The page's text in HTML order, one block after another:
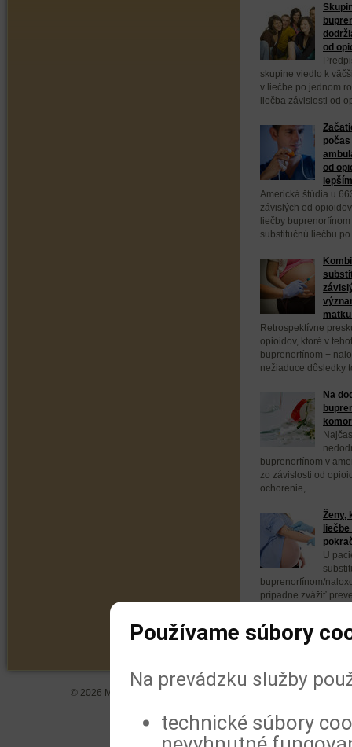
od
skupine viedlo k
v liečbe po jednom
liečba závislosti od
od
Americká štúdia u
závislých od
liečby
substitučnú liečbu
Retrospektívne
opioidov, ktoré v
buprenorfínom +
nežiaduce dôsledky
Na
buprenorfínom v
zo závislosti od
ochorenie,...
Ženy,
liečbe
U
buprenorfínom/
prípadne zvážiť
© 2026 MeDitorial | ISSN 1804-0802 | Zásady
Používame súbory
Na prevádzku služby
technické súbory